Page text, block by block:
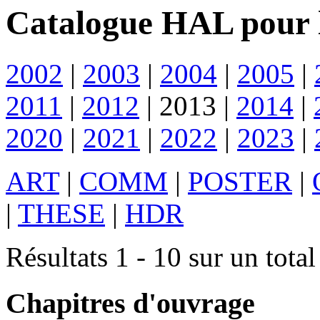
Catalogue HAL pour
2002 | 2003 | 2004 | 2005 |
2011 | 2012 | 2013 | 2014 |
2020 | 2021 | 2022 | 2023 |
ART| COMM | POSTER |
| THESE | HDR
Résultats 1 - 10 sur un
Chapitres d'ouvrage